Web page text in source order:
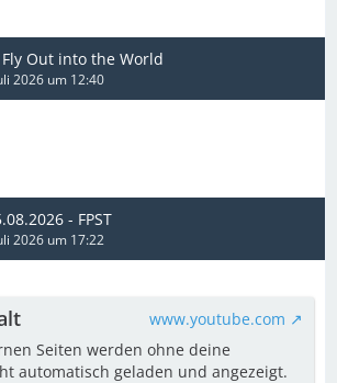
Out into the World
2026 um 12:40
- FPST
2026 um 17:22
www.youtube.com
Seiten werden ohne deine
automatisch geladen und angezeigt.